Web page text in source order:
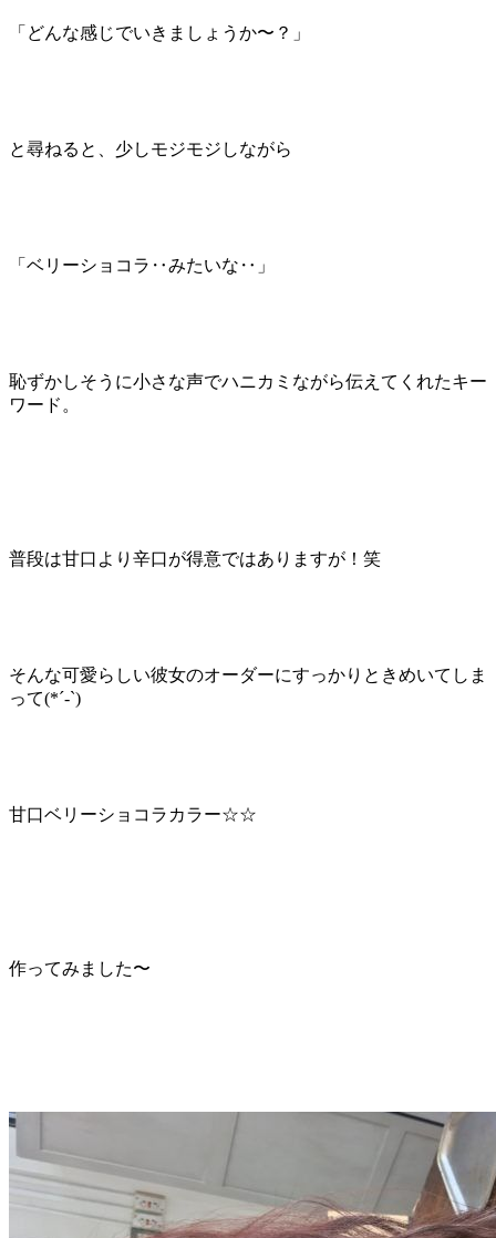
「どんな感じでいきましょうか〜？」
と尋ねると、少しモジモジしながら
「ベリーショコラ‥みたいな‥」
恥ずかしそうに小さな声でハニカミながら伝えてくれたキー
ワード。
普段は甘口より辛口が得意ではありますが！笑
そんな可愛らしい彼女のオーダーにすっかりときめいてしま
って(*´-`)
甘口ベリーショコラカラー☆☆
作ってみました〜